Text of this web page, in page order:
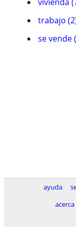
trabajo
se vende
ayuda